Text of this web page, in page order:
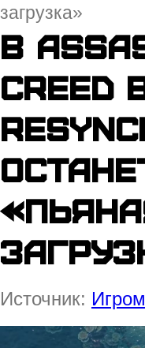
загрузка»
В
Creed
Источник: